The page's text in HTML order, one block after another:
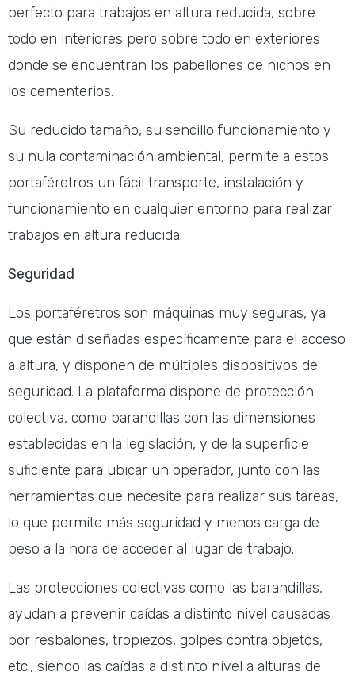
perfecto para trabajos en altura reducida, sobre
todo en interiores pero sobre todo en exteriores
donde se encuentran los pabellones de nichos en
los cementerios.
Su reducido tamaño, su sencillo funcionamiento y
su nula contaminación ambiental, permite a estos
portaféretros un fácil transporte, instalación y
funcionamiento en cualquier entorno para realizar
trabajos en altura reducida.
Seguridad
Los portaféretros son máquinas muy seguras, ya
que están diseñadas específicamente para el acceso
a altura, y disponen de múltiples dispositivos de
seguridad. La plataforma dispone de protección
colectiva, como barandillas con las dimensiones
establecidas en la legislación, y de la superficie
suficiente para ubicar un operador, junto con las
herramientas que necesite para realizar sus tareas,
lo que permite más seguridad y menos carga de
peso a la hora de acceder al lugar de trabajo.
Las protecciones colectivas como las barandillas,
ayudan a prevenir caídas a distinto nivel causadas
por resbalones, tropiezos, golpes contra objetos,
etc., siendo las caídas a distinto nivel a alturas de